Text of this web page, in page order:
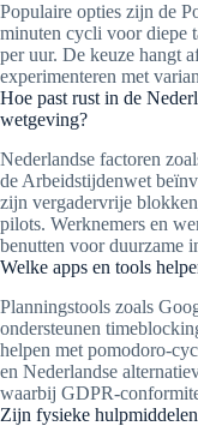
Populaire opties zijn de
minuten cycli voor diepe
per uur. De keuze hangt
experimenteren met
Hoe past rust in de
wetgeving?
Nederlandse factoren
de Arbeidstijdenwet
zijn vergadervrije
pilots. Werknemers en
benutten voor duurzame
Welke apps en tools
Planningstools zoals
ondersteunen
helpen met pomodoro-
en Nederlandse
waarbij GDPR-
Zijn fysieke